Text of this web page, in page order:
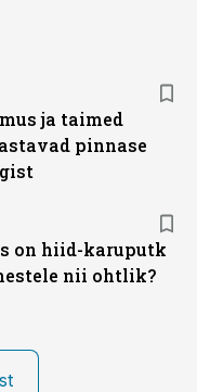
ja taimed
pinnase
on hiid-karuputk
nii ohtlik?